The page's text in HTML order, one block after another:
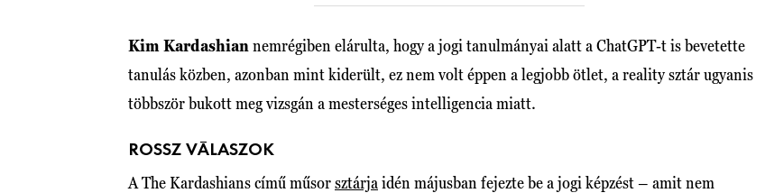
Kim Kardashian nemrégiben elárulta, hogy a jogi tanulmányai alatt a ChatGPT-t is bevetette
tanulás közben, azonban mint kiderült, ez nem volt éppen a legjobb ötlet, a reality sztár ugyanis
többször bukott meg vizsgán a mesterséges intelligencia miatt.
ROSSZ VÁLASZOK
A The Kardashians című műsorsztárja idén májusban fejezte be a jogi képzést – amit nem